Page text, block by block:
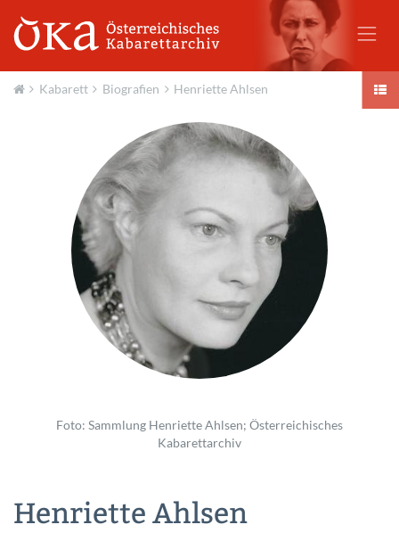
Kabarett Biografien Henriette Ahlsen
Foto: Sammlung Henriette Ahlsen; Österreichisches
Kabarettarchiv
Henriette Ahlsen